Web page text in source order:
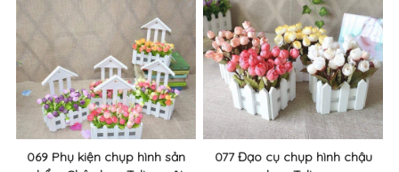
069 Phụ kiện chụp hình sản
077 Đạo cụ chụp hình chậu